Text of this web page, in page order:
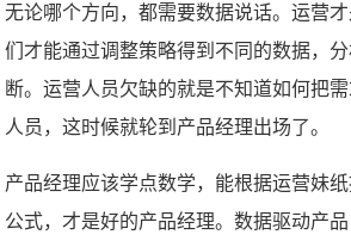
无论哪个方向，都需要数据说话。运营
们才能通过调整策略得到不同的数据，
断。运营人员欠缺的就是不知道如何把
人员，这时候就轮到产品经理出场了。
产品经理应该学点数学，能根据运营妹
公式，才是好的产品经理。数据驱动产